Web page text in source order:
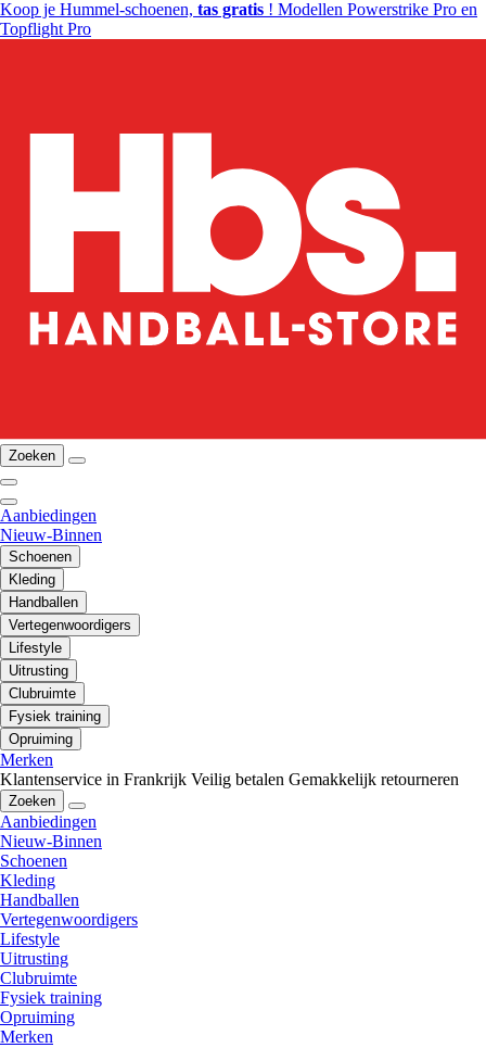
Koop je Hummel-schoenen, tas gratis ! Modellen Powerstrike Pro en
Topflight Pro
Zoeken
Aanbiedingen
Nieuw-Binnen
Schoenen
Kleding
Handballen
Vertegenwoordigers
Lifestyle
Uitrusting
Clubruimte
Fysiek training
Opruiming
Merken
Klantenservice in Frankrijk Veilig betalen Gemakkelijk retourneren
Zoeken
Aanbiedingen
Nieuw-Binnen
Schoenen
Kleding
Handballen
Vertegenwoordigers
Lifestyle
Uitrusting
Clubruimte
Fysiek training
Opruiming
Merken